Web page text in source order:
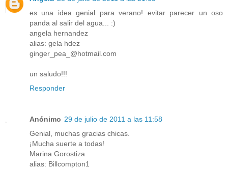
es una idea genial para verano! evitar parecer un oso
panda al salir del agua... :)
angela hernandez
alias: gela hdez
ginger_pea_@hotmail.com
un saludo!!!
Responder
Anónimo 29 de julio de 2011 a las 11:58
Genial, muchas gracias chicas.
¡Mucha suerte a todas!
Marina Gorostiza
alias: Billcompton1